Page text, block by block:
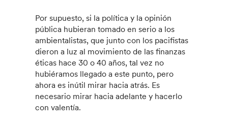
Por supuesto, si la política y la opinión
pública hubieran tomado en serio a los
ambientalistas, que junto con los pacifistas
dieron a luz al movimiento de las finanzas
éticas hace 30 o 40 años, tal vez no
hubiéramos llegado a este punto, pero
ahora es inútil mirar hacia atrás. Es
necesario mirar hacia adelante y hacerlo
con valentía.